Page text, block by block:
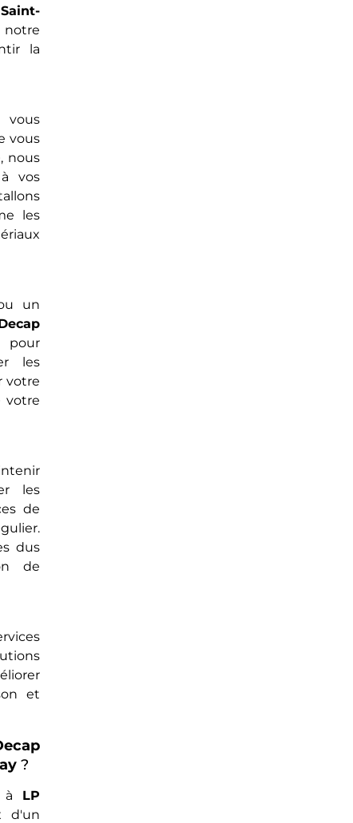
Saint-
la
vous
nous
vos
les
un
les
votre
votre
les
de
dus
de
et
?
à LP
d'un